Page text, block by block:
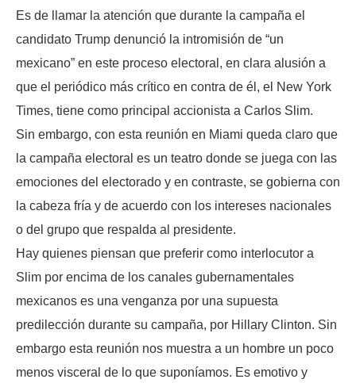
Es de llamar la atención que durante la campaña el
candidato Trump denunció la intromisión de “un
mexicano” en este proceso electoral, en clara alusión a
que el periódico más crítico en contra de él, el New York
Times, tiene como principal accionista a Carlos Slim.
Sin embargo, con esta reunión en Miami queda claro que
la campaña electoral es un teatro donde se juega con las
emociones del electorado y en contraste, se gobierna con
la cabeza fría y de acuerdo con los intereses nacionales
o del grupo que respalda al presidente.
Hay quienes piensan que preferir como interlocutor a
Slim por encima de los canales gubernamentales
mexicanos es una venganza por una supuesta
predilección durante su campaña, por Hillary Clinton. Sin
embargo esta reunión nos muestra a un hombre un poco
menos visceral de lo que suponíamos. Es emotivo y